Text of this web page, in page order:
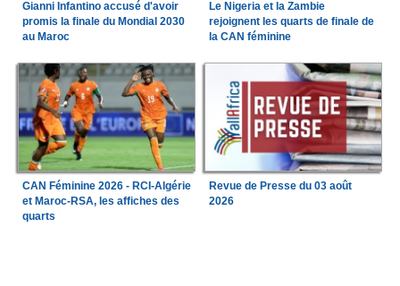
Gianni Infantino accusé d'avoir
promis la finale du Mondial 2030
au Maroc
Le Nigeria et la Zambie
rejoignent les quarts de finale de
la CAN féminine
CAN Féminine 2026 - RCI-Algérie
et Maroc-RSA, les affiches des
quarts
Revue de Presse du 03 août
2026